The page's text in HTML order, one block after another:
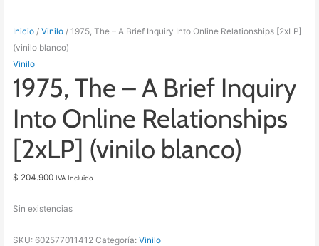
Inicio /Vinilo / 1975, The – A Brief Inquiry Into Online Relationships [2xLP]
(vinilo blanco)
Vinilo
1975, The – A Brief Inquiry
Into Online Relationships
[2xLP] (vinilo blanco)
$ 204.900 IVA Incluido
Sin existencias
SKU:602577011412 Categoría:Vinilo